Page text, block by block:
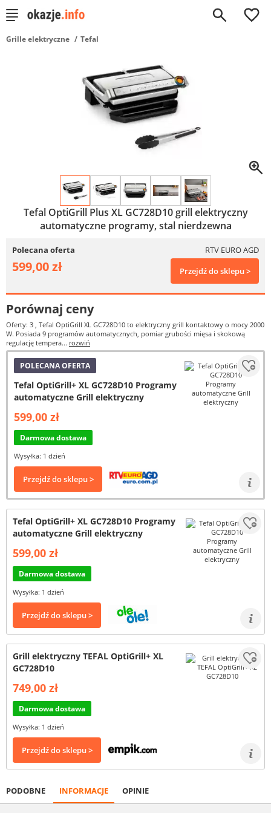
0
Grille elektryczne Tefal
Tefal OptiGrill Plus XL GC728D10 grill elektryczny
automatyczne programy, stal nierdzewna
Polecana oferta RTV EURO AGD
599,00 zł Przejdź do sklepu >
Porównaj ceny
Oferty: 3 , Tefal OptiGrill XL GC728D10 to elektryczny grill kontaktowy o mocy 2000
W. Posiada 9 programów automatycznych, pomiar grubości mięsa i skokową
regulację tempera... rozwiń
POLECANA OFERTA
Tefal OptiGrill+ XL GC728D10 Programy
automatyczne Grill elektryczny
599,00 zł
Darmowa dostawa
Wysyłka: 1 dzień
Przejdź do sklepu >
Tefal OptiGrill+ XL GC728D10 Programy
automatyczne Grill elektryczny
599,00 zł
Darmowa dostawa
Wysyłka: 1 dzień
Przejdź do sklepu >
Grill elektryczny TEFAL OptiGrill+ XL
GC728D10
749,00 zł
Darmowa dostawa
Wysyłka: 1 dzień
Przejdź do sklepu >
PODOBNE INFORMACJE OPINIE